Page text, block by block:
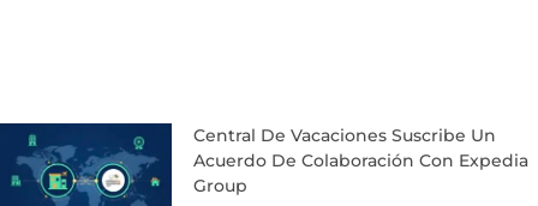
Central De Vacaciones Suscribe Un
Acuerdo De Colaboración Con Expedia
Group